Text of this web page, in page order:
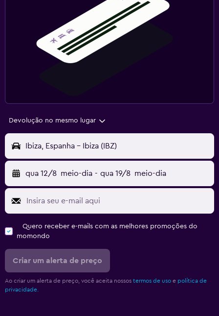
Devolução no mesmo lugar
Ibiza, Espanha - Ibiza (IBZ)
qua 12/8 meio-dia - qua 19/8 meio-dia
Quero receber e-mails com as melhores promoções do
momondo
Criar um alerta de preço
Ao criar um alerta de preço, você aceita nossos termos de uso e política de
privacidade.